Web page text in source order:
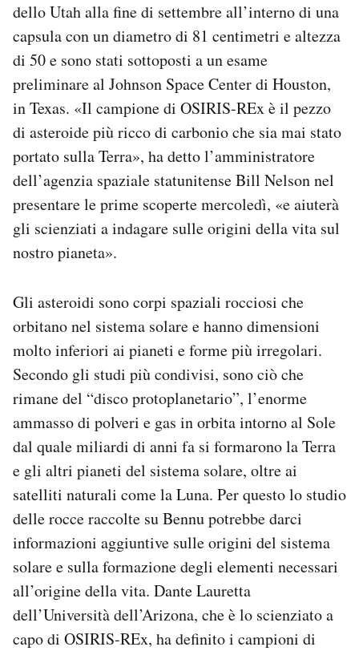
dello Utah alla fine di settembre all’interno di una
capsula con un diametro di 81 centimetri e altezza
di 50 e sono stati sottoposti a un esame
preliminare al Johnson Space Center di Houston,
in Texas. «Il campione di OSIRIS-REx è il pezzo
di asteroide più ricco di carbonio che sia mai stato
portato sulla Terra», ha detto l’amministratore
dell’agenzia spaziale statunitense Bill Nelson nel
presentare le prime scoperte mercoledì, «e aiuterà
gli scienziati a indagare sulle origini della vita sul
nostro pianeta».
Gli asteroidi sono corpi spaziali rocciosi che
orbitano nel sistema solare e hanno dimensioni
molto inferiori ai pianeti e forme più irregolari.
Secondo gli studi più condivisi, sono ciò che
rimane del “disco protoplanetario”, l’enorme
ammasso di polveri e gas in orbita intorno al Sole
dal quale miliardi di anni fa si formarono la Terra
e gli altri pianeti del sistema solare, oltre ai
satelliti naturali come la Luna. Per questo lo studio
delle rocce raccolte su Bennu potrebbe darci
informazioni aggiuntive sulle origini del sistema
solare e sulla formazione degli elementi necessari
all’origine della vita. Dante Lauretta
dell’Università dell’Arizona, che è lo scienziato a
capo di OSIRIS-REx, ha definito i campioni di